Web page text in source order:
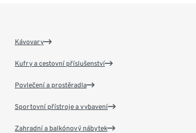
Kávovary
Kufry a cestovní příslušenství
Povlečení a prostěradla
Sportovní přístroje a vybavení
Zahradní a balkónový nábytek